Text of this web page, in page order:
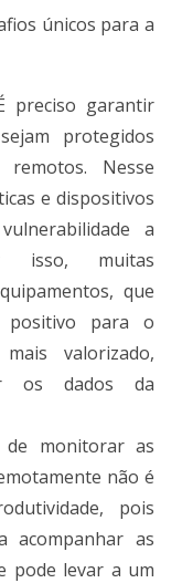
únicos para a
preciso garantir
protegidos
remotos. Nesse
e dispositivos
a
isso, muitas
que
para o
valorizado,
os dados da
de monitorar as
não é
pois
acompanhar as
pode levar a um